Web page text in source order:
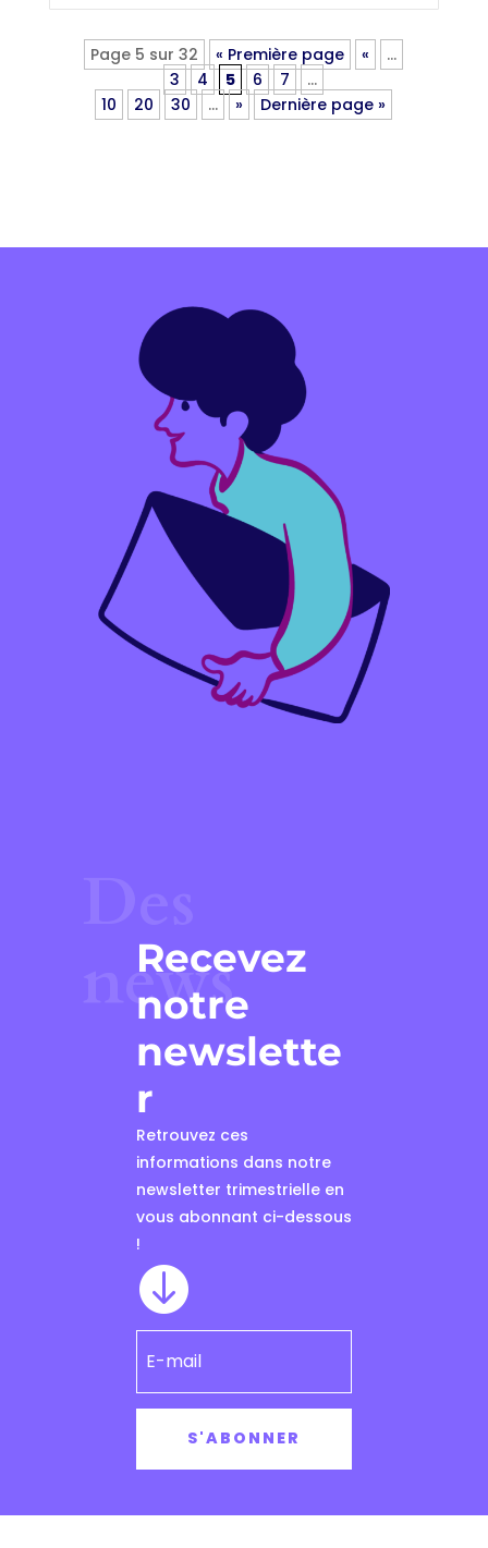
Page 5 sur 32 « Première page «
…
3
4 5 6 7
…
10
20 30 … » Dernière page »
news
Recevez
notre
newslette
r
Retrouvez ces
informations dans notre
newsletter trimestrielle en
vous abonnant ci-dessous
!

S'ABONNER